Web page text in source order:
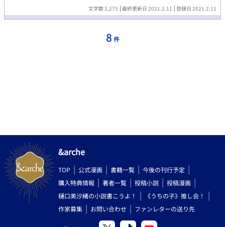
文字数 2,275 最終更新日 2021.2.11 登録日 2021.2.11
8 件
&arche
TOP 公式漫画 書籍一覧
今後の刊行予定
購入特典情報
著者一覧 投稿小説
投稿漫画
樋口美沙緒の小説書こうよ！
《うちの子》推し会！
作家募集
お問い合わせ ファンレターの送り先